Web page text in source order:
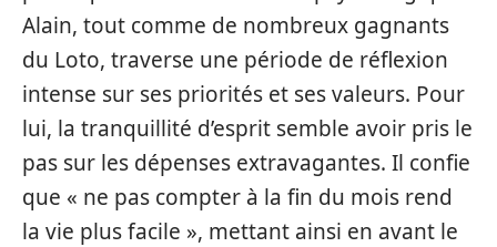
Alain, tout comme de nombreux gagnants
du Loto, traverse une période de réflexion
intense sur ses priorités et ses valeurs. Pour
lui, la tranquillité d’esprit semble avoir pris le
pas sur les dépenses extravagantes. Il confie
que « ne pas compter à la fin du mois rend
la vie plus facile », mettant ainsi en avant le